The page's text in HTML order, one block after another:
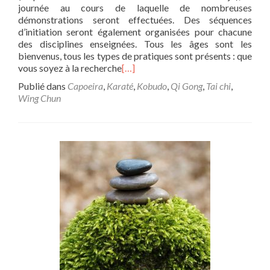
journée au cours de laquelle de nombreuses
démonstrations seront effectuées. Des séquences
d’initiation seront également organisées pour chacune
des disciplines enseignées. Tous les âges sont les
bienvenus, tous les types de pratiques sont présents : que
vous soyez à la recherche[…]
Publié dans Capoeira, Karaté, Kobudo, Qi Gong, Tai chi,
Wing Chun